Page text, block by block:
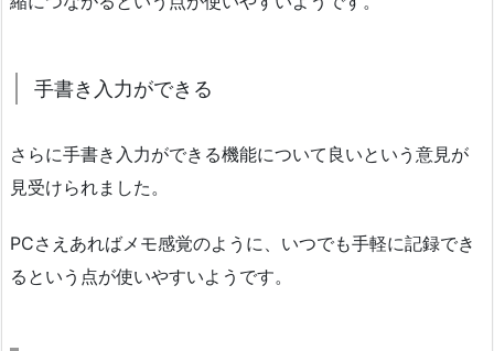
手書き入力ができる
さらに手書き入力ができる機能について良いという意見が
見受けられました。
PCさえあればメモ感覚のように、いつでも手軽に記録でき
るという点が使いやすいようです。